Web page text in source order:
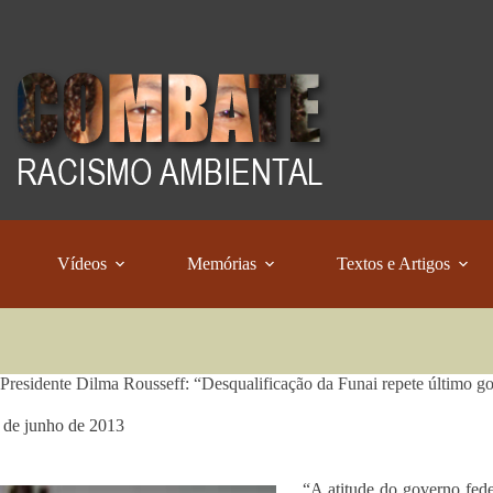
Vídeos Memórias Textos e Artigos
Dilma Rousseff: “Desqualificação da Funai repete último
de junho de 2013
“A atitude do governo